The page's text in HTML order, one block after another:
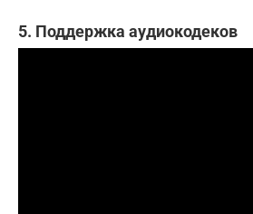
5. Поддержка аудиокодеков